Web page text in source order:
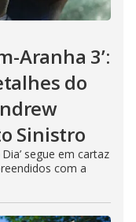
Aranha 3’:
do
Sinistro
segue em cartaz
com a